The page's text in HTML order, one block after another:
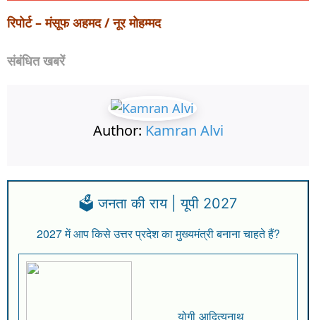
रिपोर्ट – मंसूफ अहमद / नूर मोहम्मद
संबंधित खबरें
Author: Kamran Alvi
🗳️ जनता की राय | यूपी 2027
2027 में आप किसे उत्तर प्रदेश का मुख्यमंत्री बनाना चाहते हैं?
योगी आदित्यनाथ